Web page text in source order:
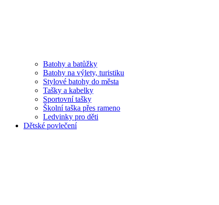
Batohy a batůžky
Batohy na výlety, turistiku
Stylové batohy do města
Tašky a kabelky
Sportovní tašky
Školní taška přes rameno
Ledvinky pro děti
Dětské povlečení